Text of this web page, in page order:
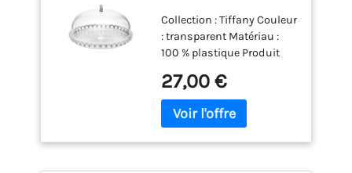
Transparent, Ø 30 x
h16 cm - 19950100
Collection : Tiffany Couleur
: transparent Matériau :
100 % plastique Produit
en Italie depuis 1912 Poids
du colis: 1.02 kilograms
27,00 €